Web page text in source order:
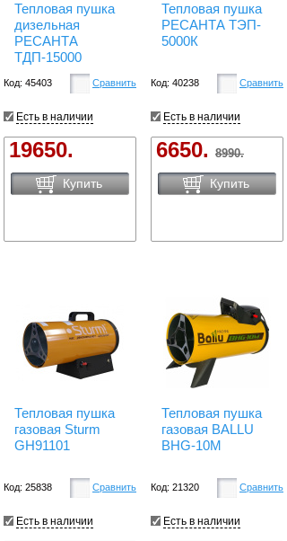
Тепловая пушка
дизельная
РЕСАНТА
ТДП-15000
Код: 45403 Сравнить
Есть в наличии
19650.
Купить
Тепловая пушка
РЕСАНТА ТЭП-
5000К
Код: 40238 Сравнить
Есть в наличии
6650. 8990.
Купить
Тепловая пушка
газовая Sturm
GH91101
Код: 25838 Сравнить
Есть в наличии
Тепловая пушка
газовая BALLU
BHG-10M
Код: 21320 Сравнить
Есть в наличии